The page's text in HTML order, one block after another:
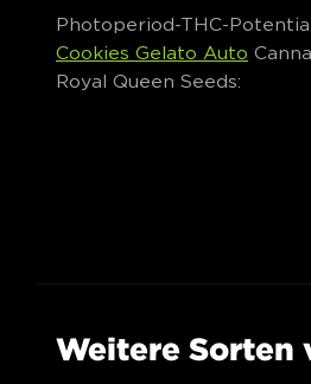
Photoperiod-THC-
Cookies Gelato Auto
Royal Queen Seeds:
Weitere Sorten